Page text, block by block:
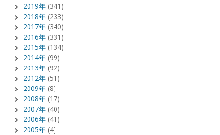
2019年 (341)
2018年 (233)
2017年 (340)
2016年 (331)
2015年 (134)
2014年 (99)
2013年 (92)
2012年 (51)
2009年 (8)
2008年 (17)
2007年 (40)
2006年 (41)
2005年 (4)